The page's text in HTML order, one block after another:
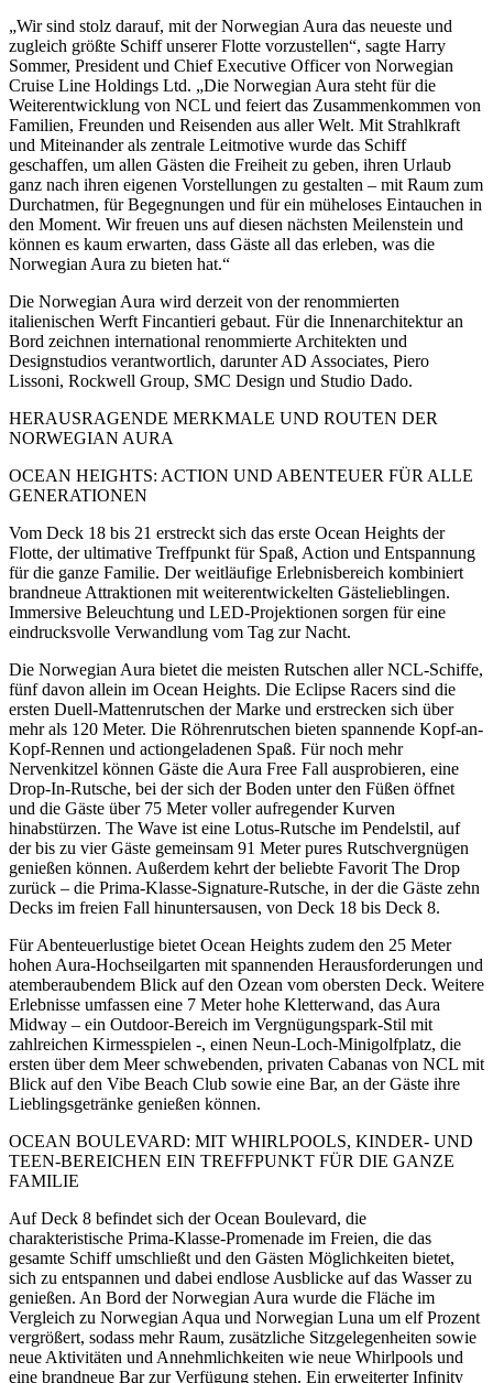
„Wir sind stolz darauf, mit der Norwegian Aura das neueste und
zugleich größte Schiff unserer Flotte vorzustellen“, sagte Harry
Sommer, President und Chief Executive Officer von Norwegian
Cruise Line Holdings Ltd. „Die Norwegian Aura steht für die
Weiterentwicklung von NCL und feiert das Zusammenkommen von
Familien, Freunden und Reisenden aus aller Welt. Mit Strahlkraft
und Miteinander als zentrale Leitmotive wurde das Schiff
geschaffen, um allen Gästen die Freiheit zu geben, ihren Urlaub
ganz nach ihren eigenen Vorstellungen zu gestalten – mit Raum zum
Durchatmen, für Begegnungen und für ein müheloses Eintauchen in
den Moment. Wir freuen uns auf diesen nächsten Meilenstein und
können es kaum erwarten, dass Gäste all das erleben, was die
Norwegian Aura zu bieten hat.“
Die Norwegian Aura wird derzeit von der renommierten
italienischen Werft Fincantieri gebaut. Für die Innenarchitektur an
Bord zeichnen international renommierte Architekten und
Designstudios verantwortlich, darunter AD Associates, Piero
Lissoni, Rockwell Group, SMC Design und Studio Dado.
HERAUSRAGENDE MERKMALE UND ROUTEN DER
NORWEGIAN AURA
OCEAN HEIGHTS: ACTION UND ABENTEUER FÜR ALLE
GENERATIONEN
Vom Deck 18 bis 21 erstreckt sich das erste Ocean Heights der
Flotte, der ultimative Treffpunkt für Spaß, Action und Entspannung
für die ganze Familie. Der weitläufige Erlebnisbereich kombiniert
brandneue Attraktionen mit weiterentwickelten Gästelieblingen.
Immersive Beleuchtung und LED-Projektionen sorgen für eine
eindrucksvolle Verwandlung vom Tag zur Nacht.
Die Norwegian Aura bietet die meisten Rutschen aller NCL-Schiffe,
fünf davon allein im Ocean Heights. Die Eclipse Racers sind die
ersten Duell-Mattenrutschen der Marke und erstrecken sich über
mehr als 120 Meter. Die Röhrenrutschen bieten spannende Kopf-an-
Kopf-Rennen und actiongeladenen Spaß. Für noch mehr
Nervenkitzel können Gäste die Aura Free Fall ausprobieren, eine
Drop-In-Rutsche, bei der sich der Boden unter den Füßen öffnet
und die Gäste über 75 Meter voller aufregender Kurven
hinabstürzen. The Wave ist eine Lotus-Rutsche im Pendelstil, auf
der bis zu vier Gäste gemeinsam 91 Meter pures Rutschvergnügen
genießen können. Außerdem kehrt der beliebte Favorit The Drop
zurück – die Prima-Klasse-Signature-Rutsche, in der die Gäste zehn
Decks im freien Fall hinuntersausen, von Deck 18 bis Deck 8.
Für Abenteuerlustige bietet Ocean Heights zudem den 25 Meter
hohen Aura-Hochseilgarten mit spannenden Herausforderungen und
atemberaubendem Blick auf den Ozean vom obersten Deck. Weitere
Erlebnisse umfassen eine 7 Meter hohe Kletterwand, das Aura
Midway – ein Outdoor-Bereich im Vergnügungspark-Stil mit
zahlreichen Kirmesspielen -, einen Neun-Loch-Minigolfplatz, die
ersten über dem Meer schwebenden, privaten Cabanas von NCL mit
Blick auf den Vibe Beach Club sowie eine Bar, an der Gäste ihre
Lieblingsgetränke genießen können.
OCEAN BOULEVARD: MIT WHIRLPOOLS, KINDER- UND
TEEN-BEREICHEN EIN TREFFPUNKT FÜR DIE GANZE
FAMILIE
Auf Deck 8 befindet sich der Ocean Boulevard, die
charakteristische Prima-Klasse-Promenade im Freien, die das
gesamte Schiff umschließt und den Gästen Möglichkeiten bietet,
sich zu entspannen und dabei endlose Ausblicke auf das Wasser zu
genießen. An Bord der Norwegian Aura wurde die Fläche im
Vergleich zu Norwegian Aqua und Norwegian Luna um elf Prozent
vergrößert, sodass mehr Raum, zusätzliche Sitzgelegenheiten sowie
neue Aktivitäten und Annehmlichkeiten wie neue Whirlpools und
eine brandneue Bar zur Verfügung stehen. Ein erweiterter Infinity